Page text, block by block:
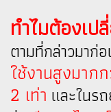
ทำไมต้องเป
ตามที่กล่าวมาก่
ใช้งานสูงมาก
2 เท่า และในร